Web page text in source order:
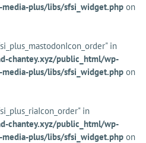
plus/libs/sfsi_widget.php on
in
chantey.xyz/public_html/wp-
plus/libs/sfsi_widget.php on
in
chantey.xyz/public_html/wp-
plus/libs/sfsi_widget.php on